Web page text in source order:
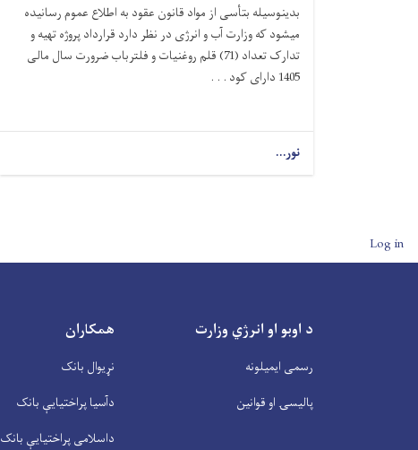
بدینوسیله بتأسی از مواد قانون عقود به اطلاع عموم رسانیده
میشود که وزارت آب و انرژی در نظر دارد قرارداد پروژه تهیه و
تدارک تعداد (71) قلم روغنیات و فلترباب ضرورت سال مالی
1405 دارای کود . . .
نور...
User account menu
Log in
د اوبو او انرژي وزارت
رسمی ایمیلونه
پالیسۍ او قوانین
همکاران
نړیوال بانک
دآسیا پراختیايې بانک
داسلامی پراختیايې بانک